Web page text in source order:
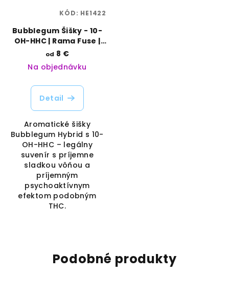
Bubblegum Šišky - 10-
OH-HHC | Rama Fuse |
Vaporama
od 8 €
Na objednávku
Detail
Aromatické šišky
Bubblegum Hybrid s 10-
OH-HHC – legálny
suvenír s príjemne
sladkou vôňou a
príjemným
psychoaktívnym
efektom podobným
THC.
KÓD: HE1422
Podobné produkty